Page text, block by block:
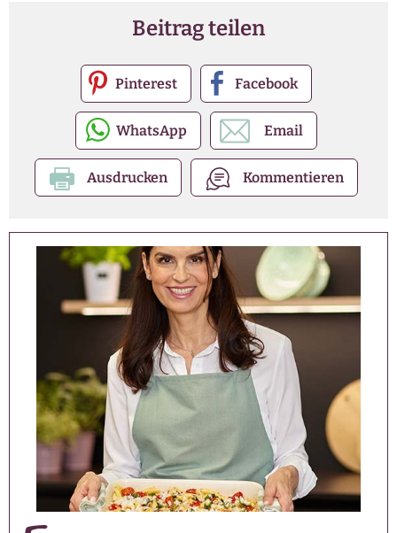
Beitrag teilen
Pinterest Facebook
WhatsApp Email
Ausdrucken Kommentieren